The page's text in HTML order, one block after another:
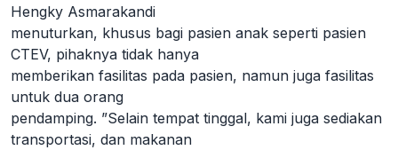
Hengky Asmarakandi
menuturkan, khusus bagi pasien anak seperti pasien
CTEV, pihaknya tidak hanya
memberikan fasilitas pada pasien, namun juga fasilitas
untuk dua orang
pendamping. ”Selain tempat tinggal, kami juga sediakan
transportasi, dan makanan